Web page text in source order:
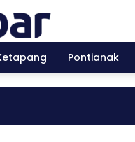
Pontianak